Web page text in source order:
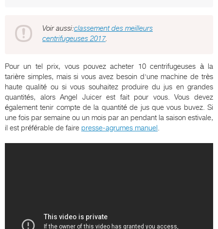
Voir aussi:classement des meilleurs
centrifugeuses 2017.
Pour un tel prix, vous pouvez acheter 10 centrifugeuses à la
tarière simples, mais si vous avez besoin d'une machine de très
haute qualité ou si vous souhaitez produire du jus en grandes
quantités, alors Angel Juicer est fait pour vous. Vous devez
également tenir compte de la quantité de jus que vous buvez. Si
une fois par semaine ou un mois par an pendant la saison estivale,
il est préférable de faire presse-agrumes manuel.